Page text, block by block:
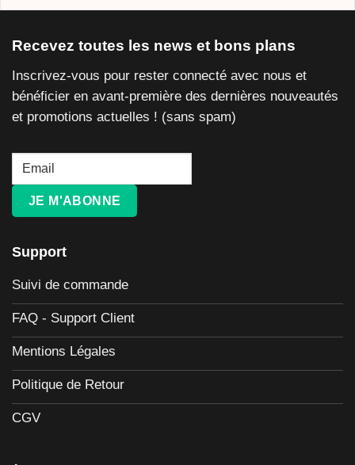
Recevez toutes les news et bons plans
Inscrivez-vous pour rester connecté avec nous et
bénéficier en avant-première des dernières nouveautés
et promotions actuelles ! (sans spam)
JE M'ABONNE
Support
Suivi de commande
FAQ - Support Client
Mentions Légales
Politique de Retour
CGV